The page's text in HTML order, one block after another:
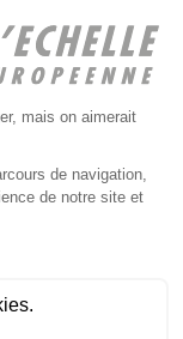
de vente
personnelles